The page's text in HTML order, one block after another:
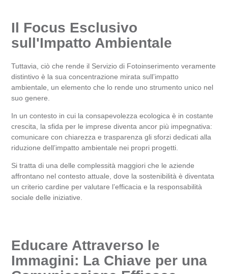
Il Focus Esclusivo
sull'Impatto Ambientale
Tuttavia, ciò che rende il Servizio di Fotoinserimento veramente
distintivo è la sua concentrazione mirata sull’impatto
ambientale, un elemento che lo rende uno strumento unico nel
suo genere.
In un contesto in cui la consapevolezza ecologica è in costante
crescita, la sfida per le imprese diventa ancor più impegnativa:
comunicare con chiarezza e trasparenza gli sforzi dedicati alla
riduzione dell’impatto ambientale nei propri progetti.
Si tratta di una delle complessità maggiori che le aziende
affrontano nel contesto attuale, dove la sostenibilità è diventata
un criterio cardine per valutare l’efficacia e la responsabilità
sociale delle iniziative.
Educare Attraverso le
Immagini: La Chiave per una